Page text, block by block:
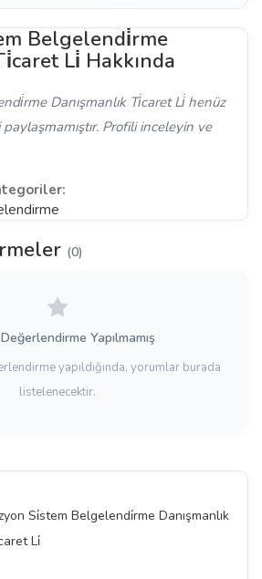
Si̇stem Belgelendi̇rme Danışmanlık
Li̇
Belgelendi̇rme
Li̇ Hakkında
Danışmanlık Ti̇caret Li̇ henüz
Profili inceleyin ve
(0)
Yapılmamış
yapıldığında, yorumlar burada
listelenecektir.